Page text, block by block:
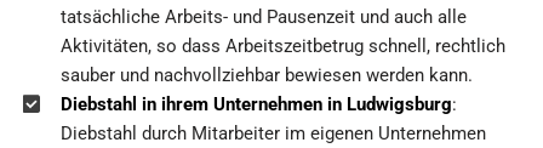
tatsächliche Arbeits- und Pausenzeit und auch alle
Aktivitäten, so dass Arbeitszeitbetrug schnell, rechtlich
sauber und nachvollziehbar bewiesen werden kann.
Diebstahl in ihrem Unternehmen in Ludwigsburg:
Diebstahl durch Mitarbeiter im eigenen Unternehmen